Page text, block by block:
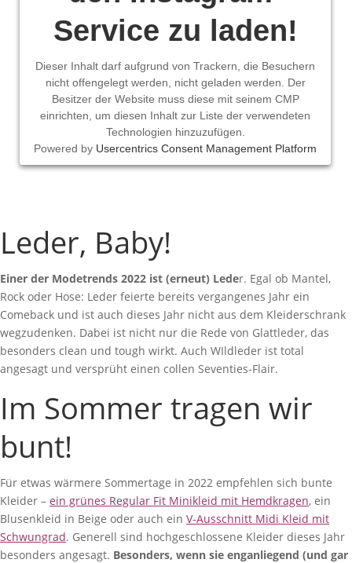
Service zu laden!
Dieser Inhalt darf aufgrund von Trackern, die Besuchern
nicht offengelegt werden, nicht geladen werden. Der
Besitzer der Website muss diese mit seinem CMP
einrichten, um diesen Inhalt zur Liste der verwendeten
Technologien hinzuzufügen.
Powered by Usercentrics Consent Management Platform
Leder, Baby!
Einer der Modetrends 2022 ist (erneut) Leder. Egal ob Mantel,
Rock oder Hose: Leder feierte bereits vergangenes Jahr ein
Comeback und ist auch dieses Jahr nicht aus dem Kleiderschrank
wegzudenken. Dabei ist nicht nur die Rede von Glattleder, das
besonders clean und tough wirkt. Auch WIldleder ist total
angesagt und versprüht einen collen Seventies-Flair.
Im Sommer tragen wir
bunt!
Für etwas wärmere Sommertage in 2022 empfehlen sich bunte
Kleider – ein grünes Regular Fit Minikleid mit Hemdkragen, ein
Blusenkleid in Beige oder auch ein V-Ausschnitt Midi Kleid mit
Schwungrad. Generell sind hochgeschlossene Kleider dieses Jahr
besonders angesagt. Besonders, wenn sie enganliegend (und gar